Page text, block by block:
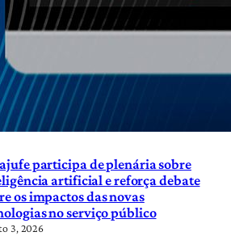
participa de plenária sobre
artificial e reforça debate
os impactos das novas
no serviço público
3, 2026